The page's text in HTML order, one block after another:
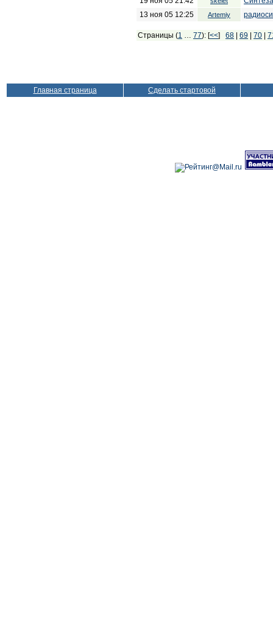
13 ноя 05 12:25
Artemiy
Страницы (1 77): [<<] 68 | 69 | 70 |
Главная страница Сделать стартовой